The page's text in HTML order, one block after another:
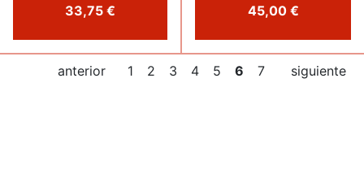
33,75 €
45,00 €
anterior 1 2 3 4 5 6 7 siguiente